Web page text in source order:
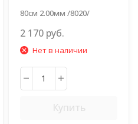
80см 2.00мм /8020/
2 170 руб.
Нет в наличии
Купить